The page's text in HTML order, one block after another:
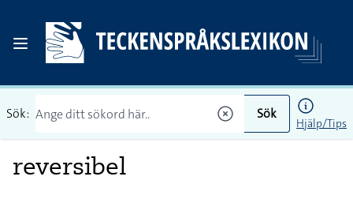
Sök: Sök
Hjälp/Tips
reversibel